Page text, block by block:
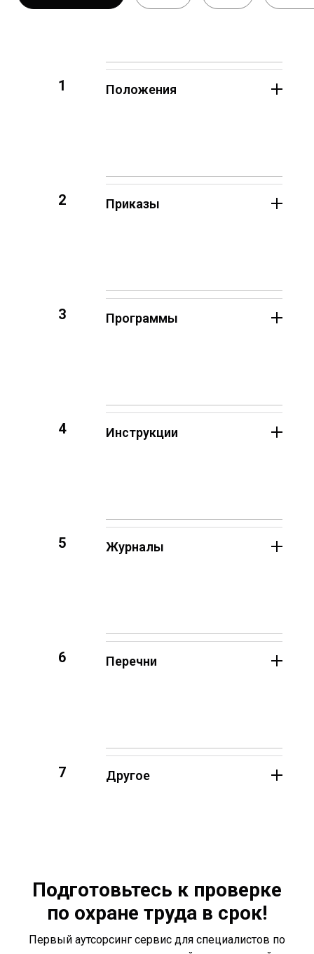
1 Положения
2 Приказы
3 Программы
4 Инструкции
5 Журналы
6 Перечни
7 Другое
Подготовьтесь к проверке
по охране труда в срок!
Первый аутсорсинг сервис для специалистов по